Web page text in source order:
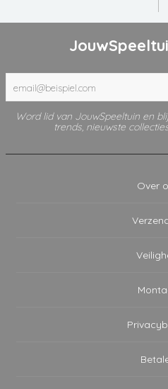
Word lid van JouwSpeeltuin en
trends, nieuwste
Over